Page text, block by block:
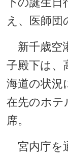
え、医師団
新千歳空
子殿下は、
海道の状況
在先のホテ
席。
宮内庁を